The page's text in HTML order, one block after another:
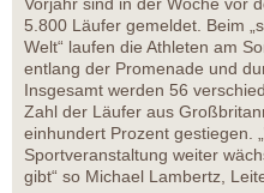
Vorjahr sind in der Woche vor
5.800 Läufer gemeldet. Beim
Welt“ laufen die Athleten am
entlang der Promenade und
Insgesamt werden 56
Zahl der Läufer aus
einhundert Prozent gestiegen.
Sportveranstaltung weiter
gibt“ so Michael Lambertz,